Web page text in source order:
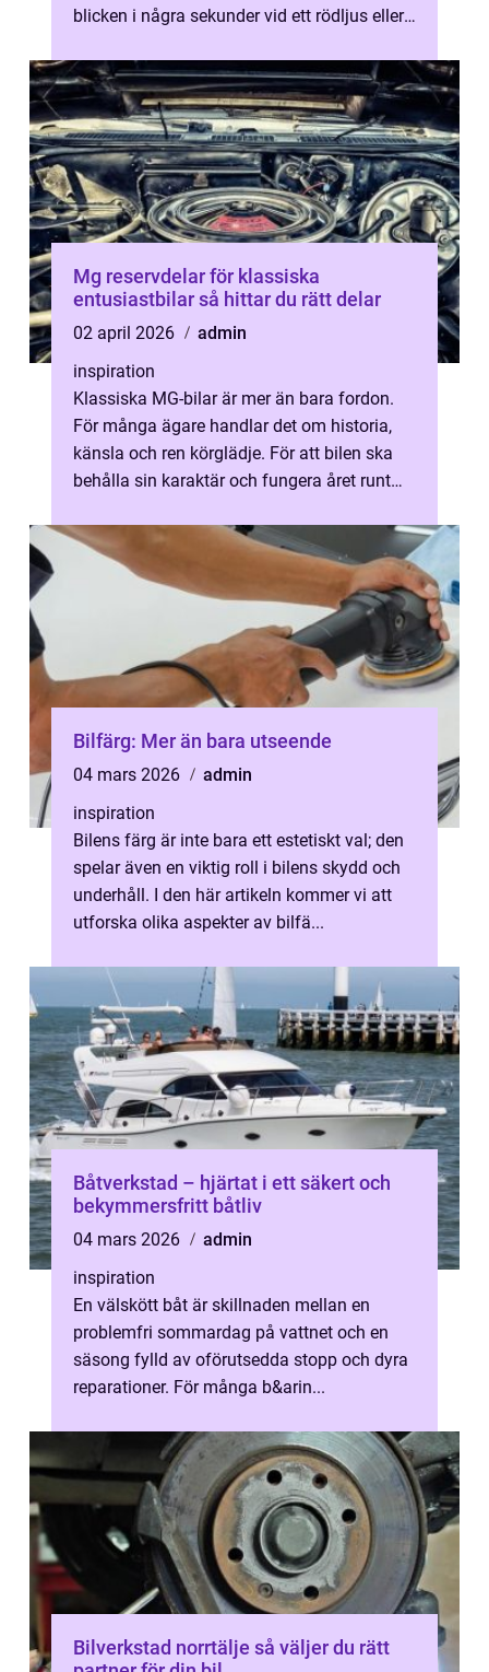
blicken i några sekunder vid ett rödljus eller
Mg reservdelar för klassiska
entusiastbilar så hittar du rätt delar
02 april 2026
admin
inspiration
Klassiska MG-bilar är mer än bara fordon.
För många ägare handlar det om historia,
känsla och ren körglädje. För att bilen ska
behålla sin karaktär och fungera året runt
Bilfärg: Mer än bara utseende
04 mars 2026
admin
inspiration
Bilens färg är inte bara ett estetiskt val; den
spelar även en viktig roll i bilens skydd och
underhåll. I den här artikeln kommer vi att
utforska olika aspekter av bilfä...
Båtverkstad – hjärtat i ett säkert och
bekymmersfritt båtliv
04 mars 2026
admin
inspiration
En välskött båt är skillnaden mellan en
problemfri sommardag på vattnet och en
säsong fylld av oförutsedda stopp och dyra
reparationer. För många b&arin...
Bilverkstad norrtälje så väljer du rätt